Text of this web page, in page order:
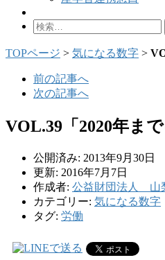
検
TOPページ > 気になる数字 >
前の記事へ
次の記事へ
VOL.39「2020年ま
公開済み: 2013年9月30日
更新: 2016年7月7日
作成者: 公益財団法人 山
カテゴリー: 気になる数字
タグ: 労働